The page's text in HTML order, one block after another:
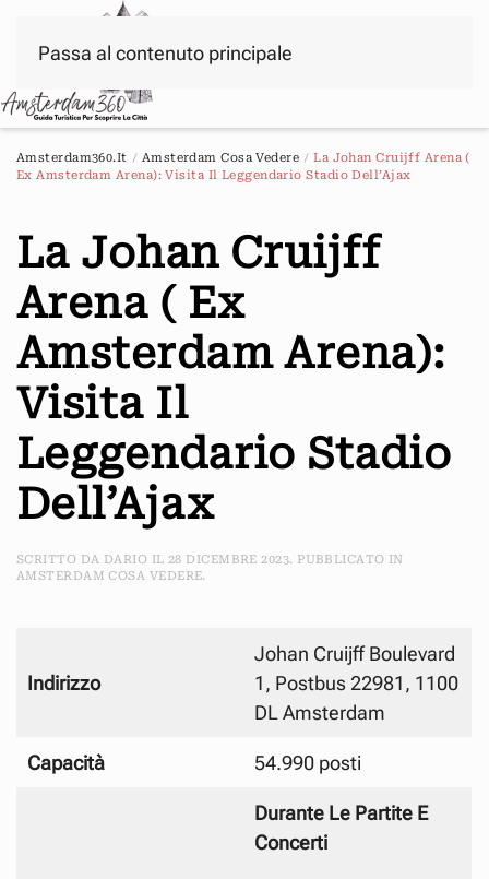
Passa al contenuto principale
Amsterdam360.it Amsterdam Cosa Vedere
La Johan Cruijff Arena (
Ex Amsterdam Arena): Visita Il Leggendario Stadio Dell’Ajax
La Johan Cruijff
Arena ( Ex
Amsterdam Arena):
Visita Il
Leggendario Stadio
Dell’Ajax
SCRITTO DA DARIO IL 28 DICEMBRE 2023. PUBBLICATO IN
AMSTERDAM COSA VEDERE.
Indirizzo
Johan Cruijff Boulevard
1, Postbus 22981, 1100
DL Amsterdam
Capacità 54.990 posti
Durante Le Partite E
Concerti